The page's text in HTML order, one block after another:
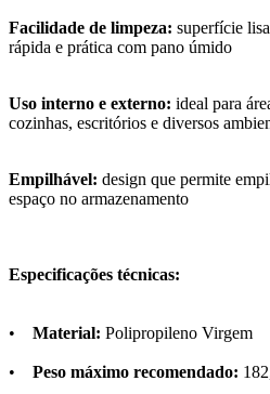
Facilidade de limpeza: superfície
rápida e prática com pano úmido
Uso interno e externo: ideal para
cozinhas, escritórios e diversos
Empilhável: design que permite
espaço no armazenamento
Especificações técnicas:
• Material: Polipropileno Virgem
• Peso máximo recomendado: